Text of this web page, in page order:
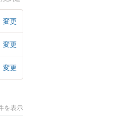
相談で
変更
変更
変更
を表示